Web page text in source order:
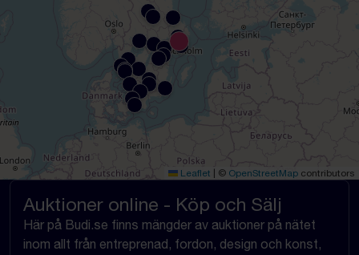
Leaflet © OpenStreetMap contributors
Auktioner online - Köp och Sälj
Här på Budi.se finns mängder av auktioner på nätet
inom allt från entreprenad, fordon, design och konst,